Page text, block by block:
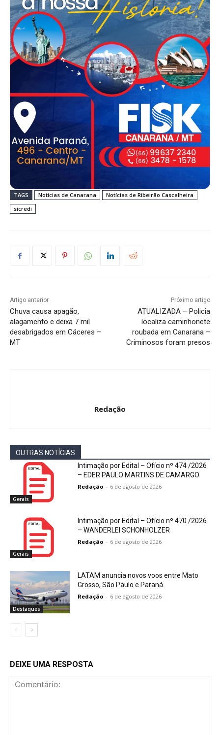
TAGS Noticias de Canarana
Notícias de Ribeirão Cascalheira
sicredi
Artigo anterior
Chuva causa apagão,
alagamento e deixa 7 mil
desabrigados em Cáceres –
MT
Próximo artigo
ATUALIZADA – Policia
localiza caminhonete
roubada em Canarana –
Criminosos foram presos
Redação
OUTRAS NOTÍCIAS
Gerais
Intimação por Edital – Ofício nº 474 /2026
– EDER PAULO MARTINS DE CAMARGO
Redação - 6 de agosto de 2026
Gerais
Intimação por Edital – Ofício nº 470 /2026
– WANDERLEI SCHONHOLZER
Redação - 6 de agosto de 2026
Destaques
LATAM anuncia novos voos entre Mato
Grosso, São Paulo e Paraná
Redação - 6 de agosto de 2026
DEIXE UMA RESPOSTA